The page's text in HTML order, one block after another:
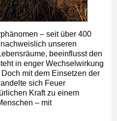
– seit über 400
unseren
beeinflusst den
in enger Wechselwirkung
mit dem Einsetzen der
sich Feuer
Kraft zu einem
– mit